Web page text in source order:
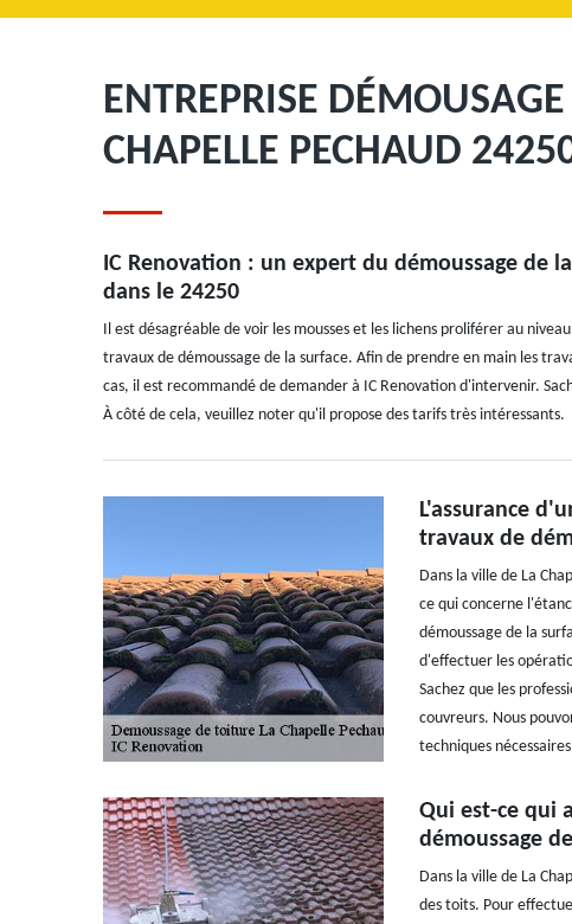
ENTREPRISE
CHAPELLE PECHAUD
IC Renovation : un expert du démoussage de
dans le 24250
Il est désagréable de voir les mousses et les lichens proliférer au
travaux de démoussage de la surface. Afin de prendre en main les
cas, il est recommandé de demander à IC Renovation d'intervenir.
À côté de cela, veuillez noter qu'il propose des tarifs très intéressants.
L'assurance
travaux de
Dans la ville de La
ce qui concerne
démoussage de la
d'effectuer les
Sachez que les
couvreurs. Nous
techniques
Qui est-ce qui
démoussage
Dans la ville de La
des toits. Pour